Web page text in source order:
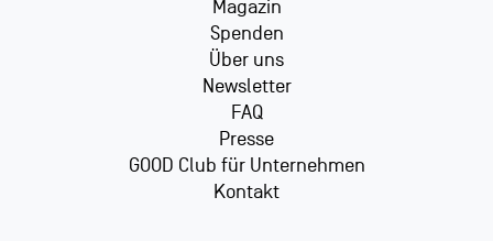
Magazin
Spenden
Über uns
Newsletter
FAQ
Presse
GOOD Club für Unternehmen
Kontakt